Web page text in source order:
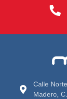
Calle
Madero,